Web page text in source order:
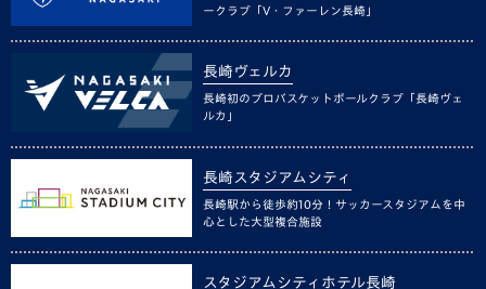
ークラブ「V・ファーレン長崎」
長崎ヴェルカ
長崎初のプロバスケットボールクラブ「長崎ヴェ
ルカ」
長崎スタジアムシティ
長崎駅から徒歩約10分！サッカースタジアムを中
心とした大型複合施設
スタジアムシティホテル長崎